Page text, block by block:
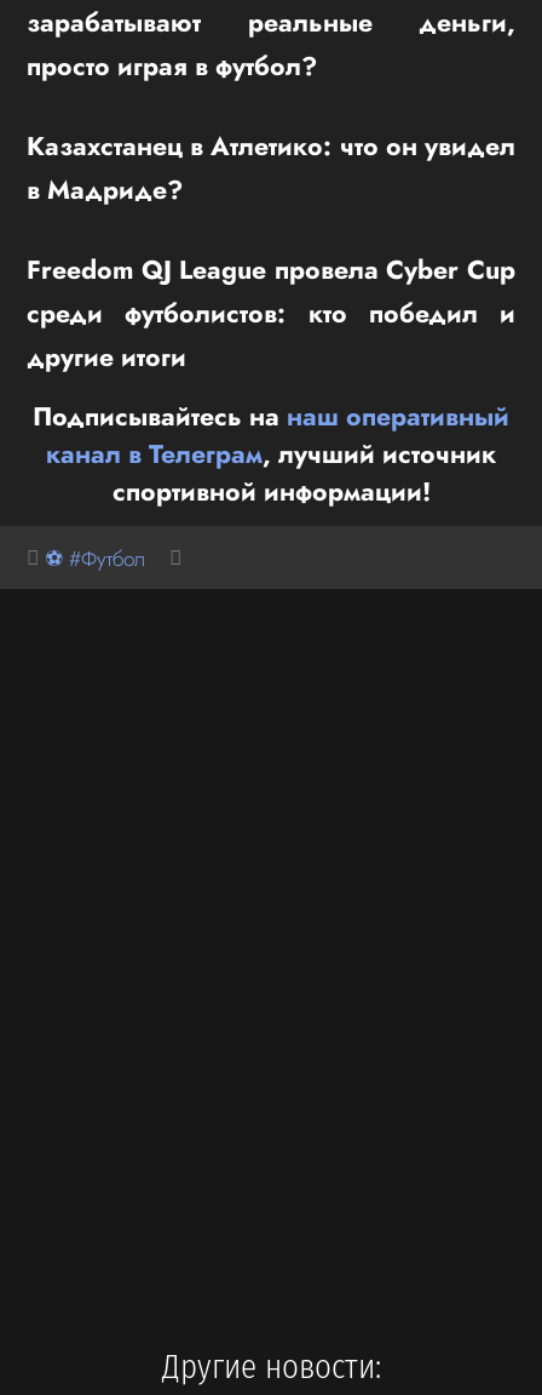
зарабатывают реальные деньги,
просто играя в футбол?
Казахстанец в Атлетико: что он увидел
в Мадриде?
Freedom QJ League провела Cyber Cup
среди футболистов: кто победил и
другие итоги
Подписывайтесь на наш оперативный
канал в Телеграм, лучший источник
спортивной информации!
⚽ #Футбол
Другие новости: